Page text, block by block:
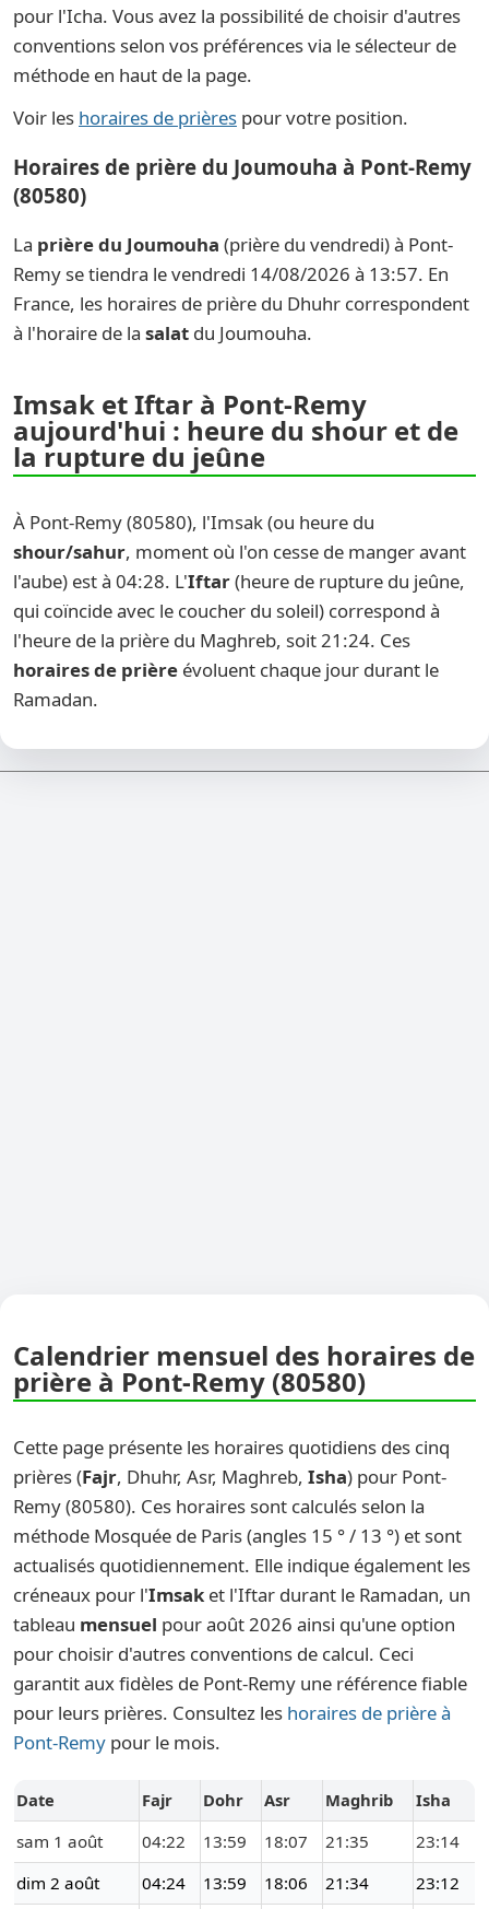
pour l'Icha. Vous avez la possibilité de choisir d'autres
conventions selon vos préférences via le sélecteur de
méthode en haut de la page.
Voir les horaires de prières pour votre position.
Horaires de prière du Joumouha à Pont-Remy
(80580)
La prière du Joumouha (prière du vendredi) à Pont-
Remy se tiendra le vendredi 14/08/2026 à 13:57. En
France, les horaires de prière du Dhuhr correspondent
à l'horaire de la salat du Joumouha.
Imsak et Iftar à Pont-Remy
aujourd'hui : heure du shour et de
la rupture du jeûne
À Pont-Remy (80580), l'Imsak (ou heure du
shour/sahur, moment où l'on cesse de manger avant
l'aube) est à 04:28. L'Iftar(heure de rupture du jeûne,
qui coïncide avec le coucher du soleil) correspond à
l'heure de la prière du Maghreb, soit 21:24. Ces
horaires de prière évoluent chaque jour durant le
Ramadan.
Calendrier mensuel des horaires de
prière à Pont-Remy (80580)
Cette page présente les horaires quotidiens des cinq
prières (Fajr, Dhuhr, Asr, Maghreb, Isha) pour Pont-
Remy (80580). Ces horaires sont calculés selon la
méthode Mosquée de Paris (angles 15 ° / 13 °) et sont
actualisés quotidiennement. Elle indique également les
créneaux pour l'Imsak et l'Iftar durant le Ramadan, un
tableau mensuel pour août 2026 ainsi qu'une option
pour choisir d'autres conventions de calcul. Ceci
garantit aux fidèles de Pont-Remy une référence fiable
pour leurs prières. Consultez les horaires de prière à
Pont-Remy pour le mois.
Date Fajr Dohr Asr Maghrib
Isha
sam 1 août
04:22 13:59 18:07 21:35
23:14
dim 2 août
04:24 13:59 18:06 21:34 23:12